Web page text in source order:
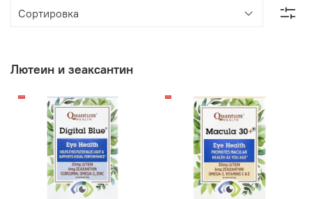
Лютеин и зеаксантин
-22% -15%